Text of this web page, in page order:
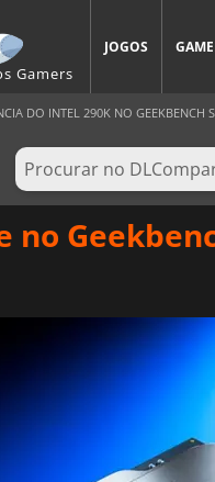
Gamers
JOGOS
DO INTEL 290K NO GEEKBENCH
no